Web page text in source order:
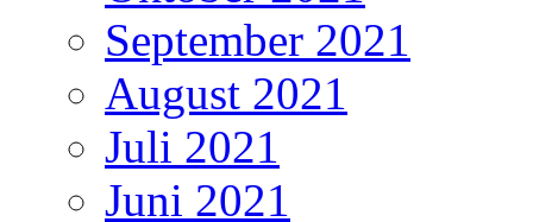
September 2021
August 2021
Juli 2021
Juni 2021